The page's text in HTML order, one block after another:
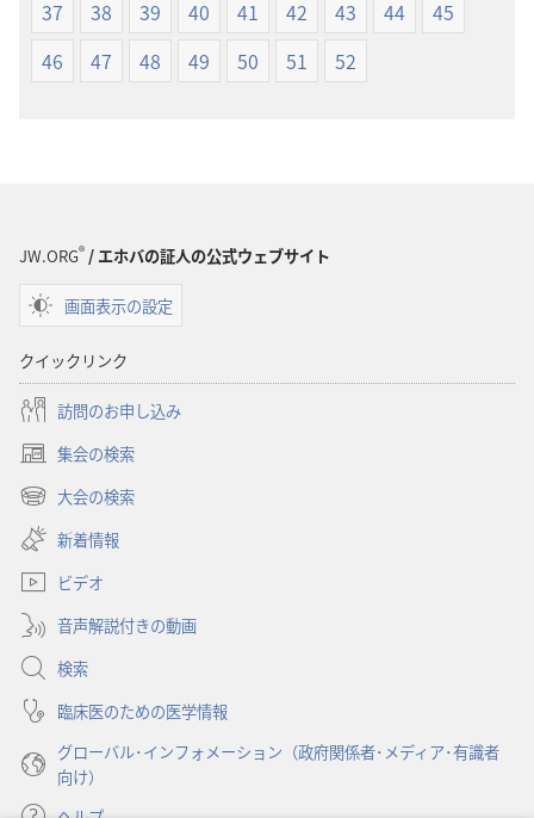
聖
37
38 39 40 41 42 43 44
45
46
47 48 49 50 51 52
JW.ORG®/ エホバの証人の公式ウェブサイト
画面表示の設定
クイックリンク
訪問のお申し込み
集会の検索
（新
し
タ
で
開
く）
大会の検索
（新
し
い
タ
ブ
で
開
く）
新着情報
ビデオ
音声解説付きの動画
検索
臨床医のための医学情報
グローバル･インフォメーション（政府関係者･メディア･有識者
向け）